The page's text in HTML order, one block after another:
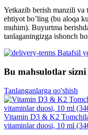
Yetkazib berish manzili va
ehtiyot bo’ling (bu aloqa
muhim). Buyurtma
tanlaganingizga ishonch
Batafsil
Bu mahsulotlar
Tanlanganlarga qo'shish
Vitamin D3 & K2
vitaminlar duosi, 10 ml